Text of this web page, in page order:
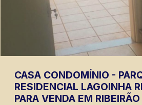
CASA CONDOMÍNIO -
RESIDENCIAL LAGOINHA
PARA VENDA EM